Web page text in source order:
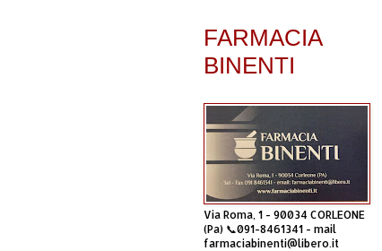
FARMACIA
BINENTI
Via Roma, 1 - 90034 CORLEONE
(Pa) 📞091-8461341 - mail
farmaciabinenti@libero.it